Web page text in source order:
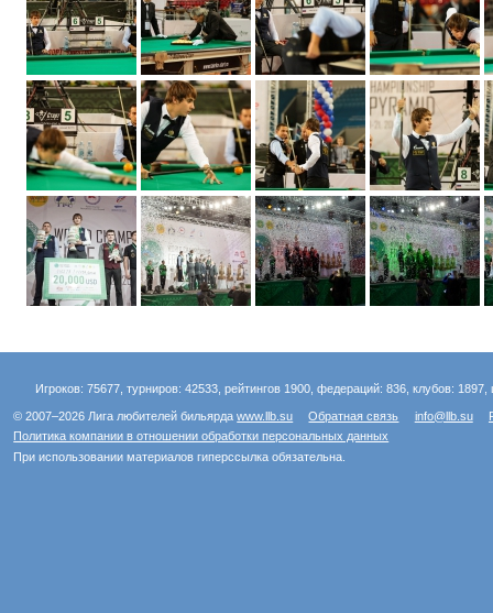
Игроков: 75677, турниров: 42533, рейтингов 1900, федераций: 836, клубов:
© 2007–2026 Лига любителей бильярдаwww.llb.su Обратная связь info@llb.su
Политика компании в отношении обработки персональных данных
При использовании материалов гиперссылка обязательна.